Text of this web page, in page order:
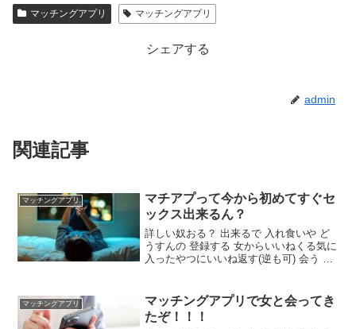
集/R18
マッチングアプリ マッチングアプリ
シェアする
admin
関連記事
マッチングアプリ
マチアプって今から初めてすぐセ
ックス出来るん？
詳しい奴おる？ 出来るで 入れ食いや ど
うすんの 登録する 女からいいねくる気に
入ったやつにいいね返す(逆も可) 会う セ
チアプは写真のチョイスとプロフ文で興
味引けんやつには無理やで
マッチングアプリ
マッチングアプリで女と会ってき
たぞ！！！